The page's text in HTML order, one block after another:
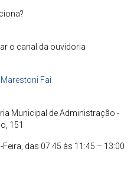
o canal da ouvidoria
Fai
Municipal de Administração -
Deolindo, 151
das 07:45 às 11:45 – 13:00